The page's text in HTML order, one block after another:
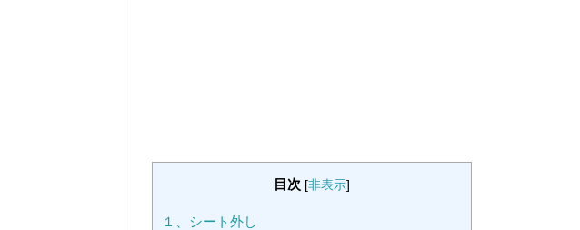
目次 [非表示]
１、シート外し